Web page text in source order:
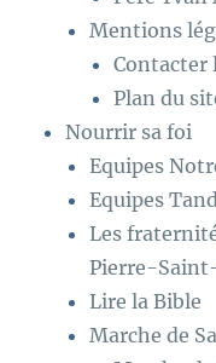
Mentions
Contacter
Plan du
Nourrir sa foi
Equipes
Equipes
Les
Pierre-
Lire la Bible
Marche de